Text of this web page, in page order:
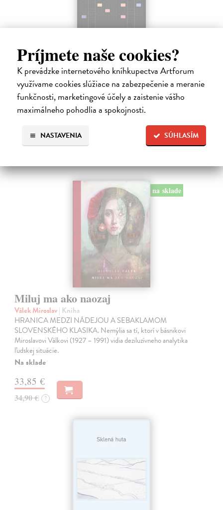
Príjmete naše cookies?
K prevádzke internetového kníhkupectva Artforum
využívame cookies slúžiace na zabezpečenie a meranie
funkčnosti, marketingové účely a zaistenie vášho
maximálneho pohodlia a spokojnosti.
SÚHLASÍM
NASTAVENIA
Ábelová Mirka| Kniha
Po úspešných a vypredaných básnických zbierkach Striptíz, Na!,
Básničky pre domáce paničky, Večný pocit nedele a Dom, vydáva
slovenská poetka Mirka Ábelová novú básnickú zbierku. Záznam o
vzniku zvláštneho…
Na sklade
15,90 € ?
na sklade
Miluj ma ako naozaj
Válek Miroslav| Kniha
HRANICA MEDZI NÁDEJOU A SEBAKLAMOM
SLOVENSKÉHO KLASIKA. Nemýlia sa tí, ktorí v básnikovi
Miroslavovi Válkovi (1927 – 1991) vidia deziluzívneho analytika
ľudskej situácie.
Na sklade
33,85 €
34,90 € ?